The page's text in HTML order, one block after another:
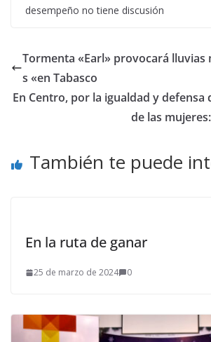
desempeño no tiene discusión
Tormenta «Earl» provocará lluvias
s «en Tabasco
En Centro, por la igualdad y defensa
de las
También te puede
En la ruta de ganar
25 de marzo de 2024 0